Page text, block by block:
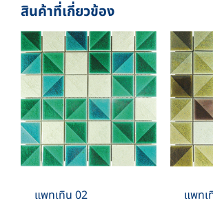
สินค้าที่เกี่ยวข้อง
แพทเทิน 02 แพทเ